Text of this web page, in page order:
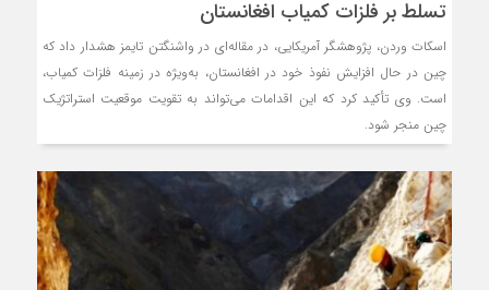
تسلط بر فلزات کمیاب افغانستان
اسکات وردن، پژوهشگر آمریکایی، در مقاله‌ای در واشنگتن تایمز هشدار داد که
چین در حال افزایش نفوذ خود در افغانستان، به‌ویژه در زمینه فلزات کمیاب،
است. وی تأکید کرد که این اقدامات می‌تواند به تقویت موقعیت استراتژیک
چین منجر شود.